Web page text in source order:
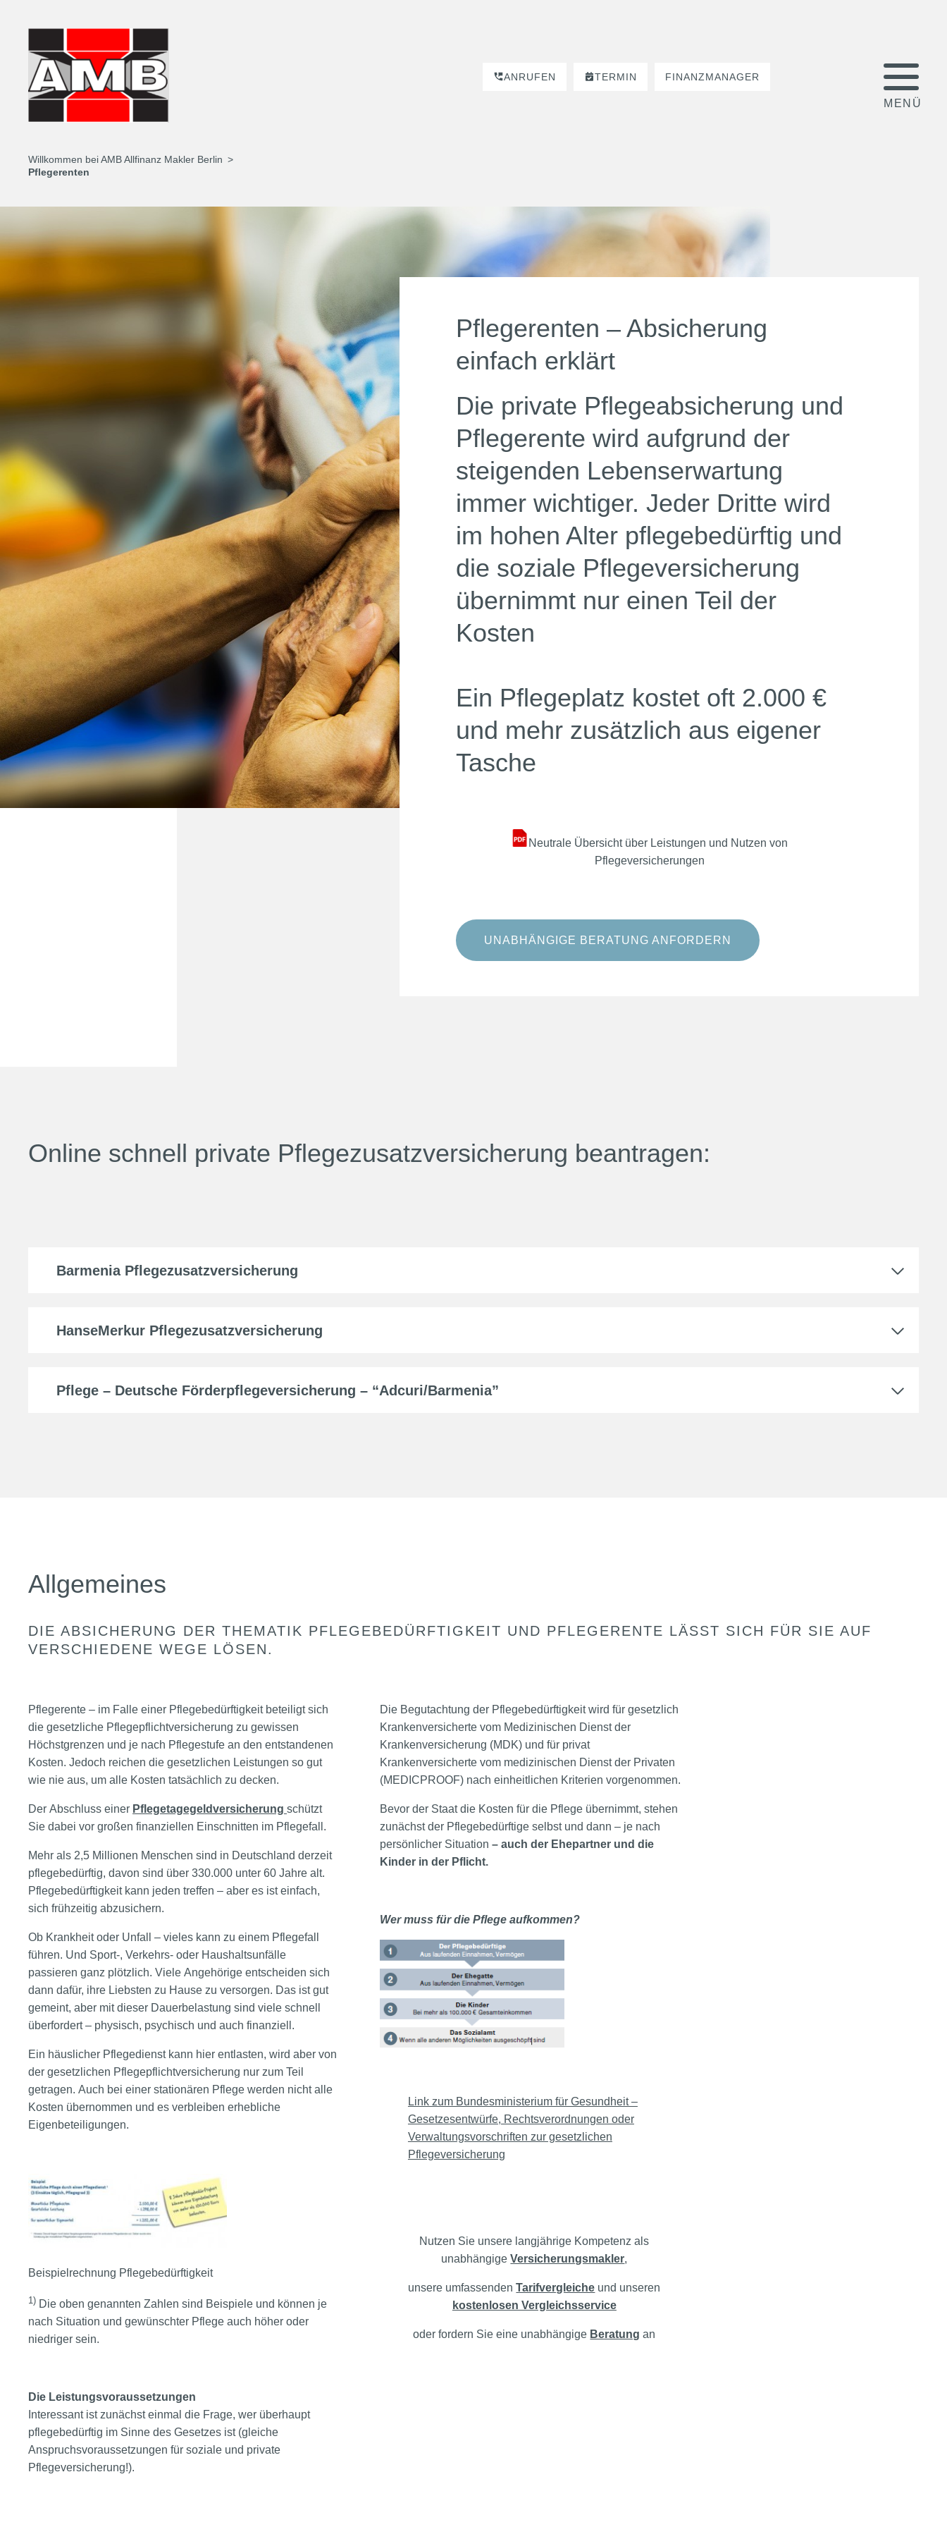
ANRUFEN TERMIN FINANZMANAGER
Willkommen bei AMB Allfinanz Makler Berlin
Pflegerenten
Pflegerenten – Absicherung
einfach erklärt
Die private Pflegeabsicherung und
Pflegerente wird aufgrund der
steigenden Lebenserwartung
immer wichtiger. Jeder Dritte wird
im hohen Alter pflegebedürftig und
die soziale Pflegeversicherung
übernimmt nur einen Teil der
Kosten
Ein Pflegeplatz kostet oft 2.000 €
und mehr zusätzlich aus eigener
Tasche
Neutrale Übersicht über Leistungen und Nutzen von
Pflegeversicherungen
UNABHÄNGIGE BERATUNG ANFORDERN
Online schnell private Pflegezusatzversicherung beantragen:
Barmenia Pflegezusatzversicherung
HanseMerkur Pflegezusatzversicherung
Pflege – Deutsche Förderpflegeversicherung – “Adcuri/Barmenia”
Allgemeines
DIE ABSICHERUNG DER THEMATIK PFLEGEBEDÜRFTIGKEIT UND PFLEGERENTE LÄSST SICH FÜR SIE AUF
VERSCHIEDENE WEGE LÖSEN.
Pflegerente – im Falle einer Pflegebedürftigkeit beteiligt sich
die gesetzliche Pflegepflichtversicherung zu gewissen
Höchstgrenzen und je nach Pflegestufe an den entstandenen
Kosten. Jedoch reichen die gesetzlichen Leistungen so gut
wie nie aus, um alle Kosten tatsächlich zu decken.
Der Abschluss einer Pflegetagegeldversicherung schützt
Sie dabei vor großen finanziellen Einschnitten im Pflegefall.
Mehr als 2,5 Millionen Menschen sind in Deutschland derzeit
pflegebedürftig, davon sind über 330.000 unter 60 Jahre alt.
Pflegebedürftigkeit kann jeden treffen – aber es ist einfach,
sich frühzeitig abzusichern.
Ob Krankheit oder Unfall – vieles kann zu einem Pflegefall
führen. Und Sport-, Verkehrs- oder Haushaltsunfälle
passieren ganz plötzlich. Viele Angehörige entscheiden sich
dann dafür, ihre Liebsten zu Hause zu versorgen. Das ist gut
gemeint, aber mit dieser Dauerbelastung sind viele schnell
überfordert – physisch, psychisch und auch finanziell.
Ein häuslicher Pflegedienst kann hier entlasten, wird aber von
der gesetzlichen Pflegepflichtversicherung nur zum Teil
getragen. Auch bei einer stationären Pflege werden nicht alle
Kosten übernommen und es verbleiben erhebliche
Eigenbeteiligungen.
Beispielrechnung Pflegebedürftigkeit
1) Die oben genannten Zahlen sind Beispiele und können je
nach Situation und gewünschter Pflege auch höher oder
niedriger sein.
Die Leistungsvoraussetzungen
Interessant ist zunächst einmal die Frage, wer überhaupt
pflegebedürftig im Sinne des Gesetzes ist (gleiche
Anspruchsvoraussetzungen für soziale und private
Pflegeversicherung!).
Die Begutachtung der Pflegebedürftigkeit wird für gesetzlich
Krankenversicherte vom Medizinischen Dienst der
Krankenversicherung (MDK) und für privat
Krankenversicherte vom medizinischen Dienst der Privaten
(MEDICPROOF) nach einheitlichen Kriterien vorgenommen.
Bevor der Staat die Kosten für die Pflege übernimmt, stehen
zunächst der Pflegebedürftige selbst und dann – je nach
persönlicher Situation – auch der Ehepartner und die
Kinder in der Pflicht.
Wer muss für die Pflege aufkommen?
Link zum Bundesministerium für Gesundheit –
Gesetzesentwürfe, Rechtsverordnungen oder
Verwaltungsvorschriften zur gesetzlichen
Pflegeversicherung
Nutzen Sie unsere langjährige Kompetenz als
unabhängigeVersicherungsmakler,
unsere umfassendenTarifvergleiche und unseren
kostenlosen Vergleichsservice
oder fordern Sie eine unabhängige Beratung an